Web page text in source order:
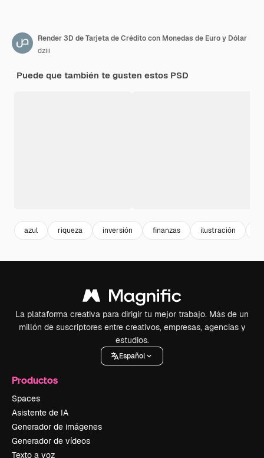
Render 3D de Tarjeta de Crédito con Monedas de Euro y Dólar
dziii
Puede que también te gusten estos PSD
azul riqueza inversión finanzas ilustración
La plataforma creativa para dirigir tu mejor trabajo. Más de un
millón de suscriptores entre creativos, empresas, agencias y
estudios.
Español
Productos
Spaces
Asistente de IA
Generador de imágenes
Generador de vídeos
Texto a voz